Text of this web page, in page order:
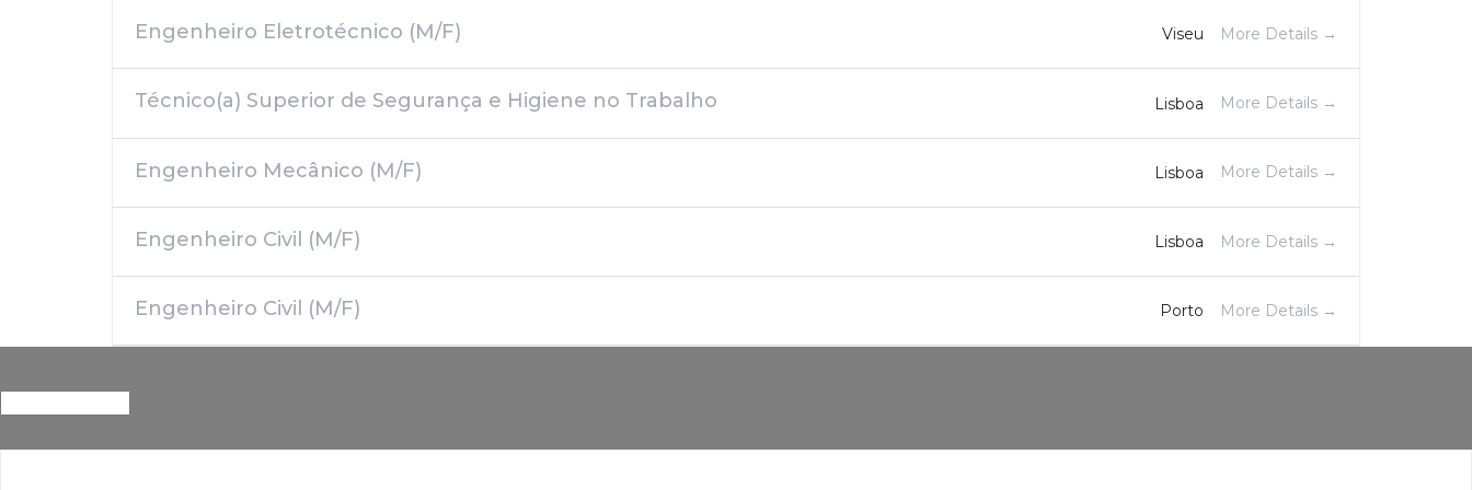
Engenheiro Eletrotécnico (M/F) Viseu More Details
Técnico(a) Superior de Segurança e Higiene no Trabalho Lisboa More Details
Engenheiro Mecânico (M/F) Lisboa More Details
Engenheiro Civil (M/F) Lisboa More Details
Engenheiro Civil (M/F) Porto More Details
Locais